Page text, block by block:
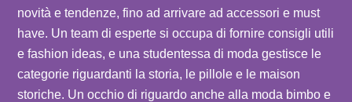
novità e tendenze, fino ad arrivare ad accessori e must
have. Un team di esperte si occupa di fornire consigli utili
e fashion ideas, e una studentessa di moda gestisce le
categorie riguardanti la storia, le pillole e le maison
storiche. Un occhio di riguardo anche alla moda bimbo e